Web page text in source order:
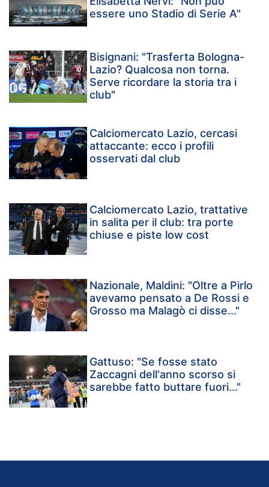
essere uno Stadio di Serie A"
Bisignani: "Trasferta Bologna-
Lazio? Qualcosa non torna.
Serve ricordare la storia tra i
club"
Calciomercato Lazio, cercasi
attaccante: ecco i profili
osservati dal club
Calciomercato Lazio, trattative
in salita per il club: tra porte
chiuse e piste low cost
Nazionale, Maldini: "Oltre a Pirlo
avevamo pensato a De Rossi e
Grosso ma Malagò ci disse..."
Gattuso: "Se fosse stato
Zaccagni dell'anno scorso si
sarebbe fatto buttare fuori..."